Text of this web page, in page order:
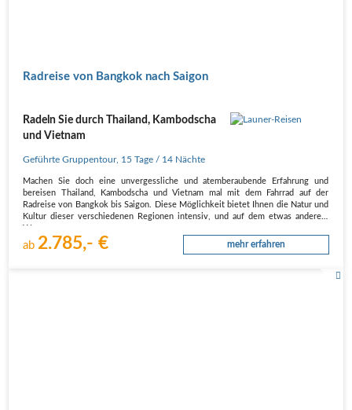
Radreise von Bangkok nach Saigon
Radeln Sie durch Thailand, Kambodscha
und Vietnam
Geführte Gruppentour, 15 Tage / 14 Nächte
Machen Sie doch eine unvergessliche und atemberaubende Erfahrung und
bereisen Thailand, Kambodscha und Vietnam mal mit dem Fahrrad auf der
Radreise von Bangkok bis Saigon. Diese Möglichkeit bietet Ihnen die Natur und
Kultur dieser verschiedenen Regionen intensiv, und auf dem etwas anderem
ab2.785,- € mehr erfahren